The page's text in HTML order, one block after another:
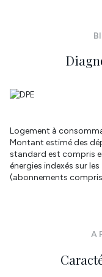
acquereur net
vous tenter par une
Contact: Pascale
Annonce proposée
Logement à
Montant estimé des
standard est compris
énergies indexés sur
(abonnements
A